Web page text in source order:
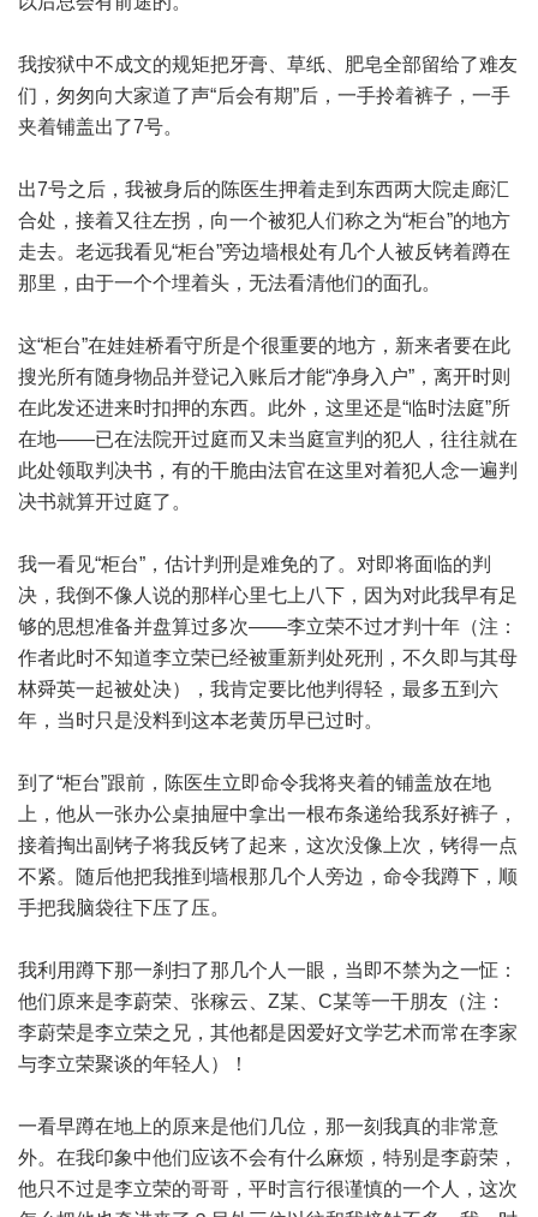
我按狱中不成文的规矩把牙膏、草纸、肥皂全部留给了难友
们，匆匆向大家道了声“后会有期”后，一手拎着裤子，一手
夹着铺盖出了7号。
出7号之后，我被身后的陈医生押着走到东西两大院走廊汇
合处，接着又往左拐，向一个被犯人们称之为“柜台”的地方
走去。老远我看见“柜台”旁边墙根处有几个人被反铐着蹲在
那里，由于一个个埋着头，无法看清他们的面孔。
这“柜台”在娃娃桥看守所是个很重要的地方，新来者要在此
搜光所有随身物品并登记入账后才能“净身入户”，离开时则
在此发还进来时扣押的东西。此外，这里还是“临时法庭”所
在地——已在法院开过庭而又未当庭宣判的犯人，往往就在
此处领取判决书，有的干脆由法官在这里对着犯人念一遍判
决书就算开过庭了。
我一看见“柜台”，估计判刑是难免的了。对即将面临的判
决，我倒不像人说的那样心里七上八下，因为对此我早有足
够的思想准备并盘算过多次——李立荣不过才判十年（注：
作者此时不知道李立荣已经被重新判处死刑，不久即与其母
林舜英一起被处决），我肯定要比他判得轻，最多五到六
年，当时只是没料到这本老黄历早已过时。
到了“柜台”跟前，陈医生立即命令我将夹着的铺盖放在地
上，他从一张办公桌抽屉中拿出一根布条递给我系好裤子，
接着掏出副铐子将我反铐了起来，这次没像上次，铐得一点
不紧。随后他把我推到墙根那几个人旁边，命令我蹲下，顺
手把我脑袋往下压了压。
我利用蹲下那一刹扫了那几个人一眼，当即不禁为之一怔：
他们原来是李蔚荣、张稼云、Z某、C某等一干朋友（注：
李蔚荣是李立荣之兄，其他都是因爱好文学艺术而常在李家
与李立荣聚谈的年轻人）！
一看早蹲在地上的原来是他们几位，那一刻我真的非常意
外。在我印象中他们应该不会有什么麻烦，特别是李蔚荣，
他只不过是李立荣的哥哥，平时言行很谨慎的一个人，这次